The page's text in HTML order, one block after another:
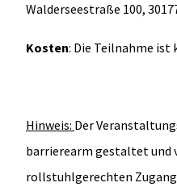
Walderseestraße 100,
Kosten: Die Teilnahme ist
Hinweis: Der
barrierearm gestaltet und
rollstuhlgerechten